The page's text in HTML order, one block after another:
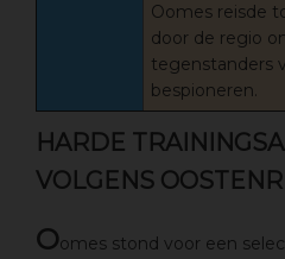
Oomes reisde
door de regio
tegenstanders
bespioneren.
HARDE
VOLGENS
Oomes stond voor een